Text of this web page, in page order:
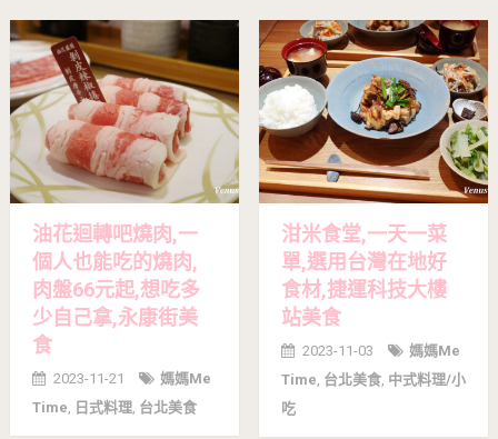
油花迴轉吧燒肉,一
個人也能吃的燒肉,
肉盤66元起,想吃多
少自己拿,永康街美
食
2023-11-21
媽媽me
Time, 日式料理, 台北美食
泔米食堂,一天一菜
單,選用台灣在地好
食材,捷運科技大樓
站美食
2023-11-03
媽媽me
Time, 台北美食, 中式料理/小
吃